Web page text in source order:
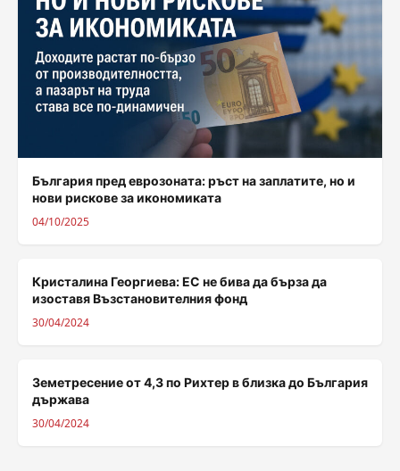
България пред еврозоната: ръст на заплатите, но и
нови рискове за икономиката
04/10/2025
Кристалина Георгиева: ЕС не бива да бърза да
изоставя Възстановителния фонд
30/04/2024
Земетресение от 4,3 по Рихтер в близка до България
държава
30/04/2024